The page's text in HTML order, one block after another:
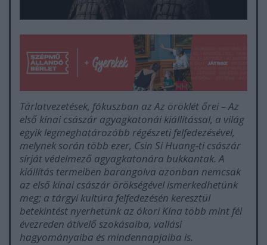
Tárlatvezetések, fókuszban azAz öröklét őrei – Az
első kínai császár agyagkatonái kiállítással, a világ
egyik legmeghatározóbb régészeti felfedezésével,
melynek során több ezer, Csin Si Huang-ti császár
sírját védelmező agyagkatonára bukkantak. A
kiállítás termeiben barangolva azonban nemcsak
az első kínai császár örökségével ismerkedhetünk
meg; a tárgyi kultúra felfedezésén keresztül
betekintést nyerhetünk az ókori Kína több mint fél
évezreden átívelő szokásaiba, vallási
hagyományaiba és mindennapjaiba is.